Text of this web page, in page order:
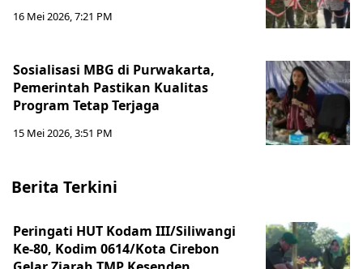
16 Mei 2026, 7:21 PM
Sosialisasi MBG di Purwakarta,
Pemerintah Pastikan Kualitas
Program Tetap Terjaga
15 Mei 2026, 3:51 PM
Berita Terkini
Peringati HUT Kodam III/Siliwangi
Ke-80, Kodim 0614/Kota Cirebon